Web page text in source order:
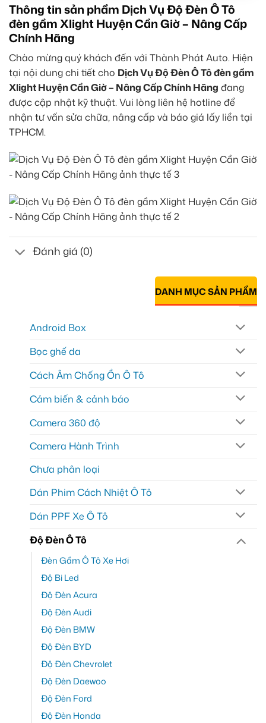
Thông tin sản phẩm Dịch Vụ Độ Đèn Ô Tô
đèn gầm Xlight Huyện Cần Giờ – Nâng Cấp
Chính Hãng
Chào mừng quý khách đến với Thành Phát Auto. Hiện
tại nội dung chi tiết cho Dịch Vụ Độ Đèn Ô Tô đèn gầm
Xlight Huyện Cần Giờ – Nâng Cấp Chính Hãng đang
được cập nhật kỹ thuật. Vui lòng liên hệ hotline để
nhận tư vấn sửa chữa, nâng cấp và báo giá lấy liền tại
TPHCM.
Đánh giá (0)
DANH MỤC SẢN PHẨM
Android Box
Bọc ghế da
Cách Âm Chống Ồn Ô Tô
Cảm biến & cảnh báo
Camera 360 độ
Camera Hành Trình
Chưa phân loại
Dán Phim Cách Nhiệt Ô Tô
Dán PPF Xe Ô Tô
Độ Đèn Ô Tô
Đèn Gầm Ô Tô Xe Hơi
Độ Bi Led
Độ Đèn Acura
Độ Đèn Audi
Độ Đèn BMW
Độ Đèn BYD
Độ Đèn Chevrolet
Độ Đèn Daewoo
Độ Đèn Ford
Độ Đèn Honda